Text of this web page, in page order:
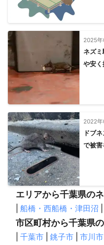
2025
ネズ
や安
2022
ドブ
で被害
エリアから千葉県の
船橋・西船橋・津田沼
市区町村から千葉県
千葉市 銚子市 市川市